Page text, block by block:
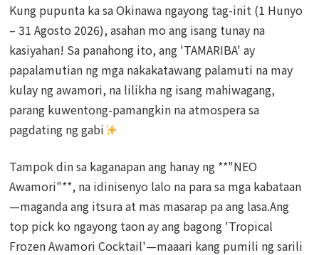
Kung pupunta ka sa Okinawa ngayong tag-init (1 Hunyo
– 31 Agosto 2026), asahan mo ang isang tunay na
kasiyahan! Sa panahong ito, ang 'TAMARIBA' ay
papalamutian ng mga nakakatawang palamuti na may
kulay ng awamori, na lilikha ng isang mahiwagang,
parang kuwentong-pamangkin na atmospera sa
pagdating ng gabi
Tampok din sa kaganapan ang hanay ng **"NEO
Awamori"**, na idinisenyo lalo na para sa mga kabataan
—maganda ang itsura at mas masarap pa ang lasa.Ang
top pick ko ngayong taon ay ang bagong 'Tropical
Frozen Awamori Cocktail'—maaari kang pumili ng sarili